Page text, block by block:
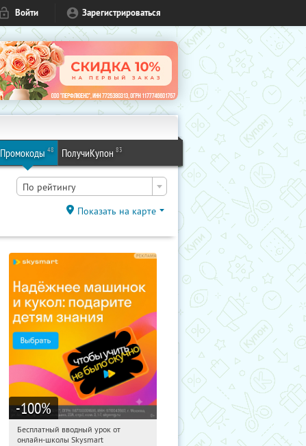
Войти Зарегистрироваться
Промокоды 48 ПолучиКупон 83
По рейтингу
Показать на карте
-100%
23:27:33
Получи первым!
Бесплатный вводный урок от
онлайн-школы Skysmart